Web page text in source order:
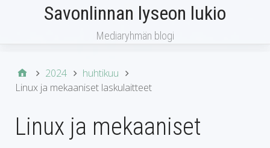
Savonlinnan lyseon lukio
Mediaryhmän blogi
2024
huhtikuu
Linux ja mekaaniset laskulaitteet
Linux ja mekaaniset